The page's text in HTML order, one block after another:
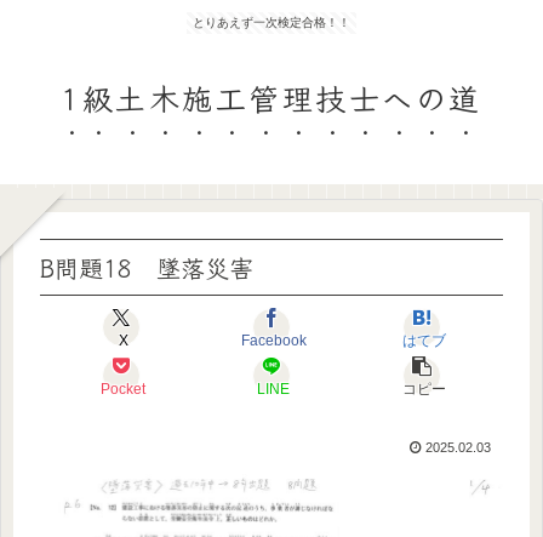
とりあえず一次検定合格！！
1級土木施工管理技士への道
B問題18 墜落災害
X Facebook はてブ
Pocket LINE コピー
2025.02.03